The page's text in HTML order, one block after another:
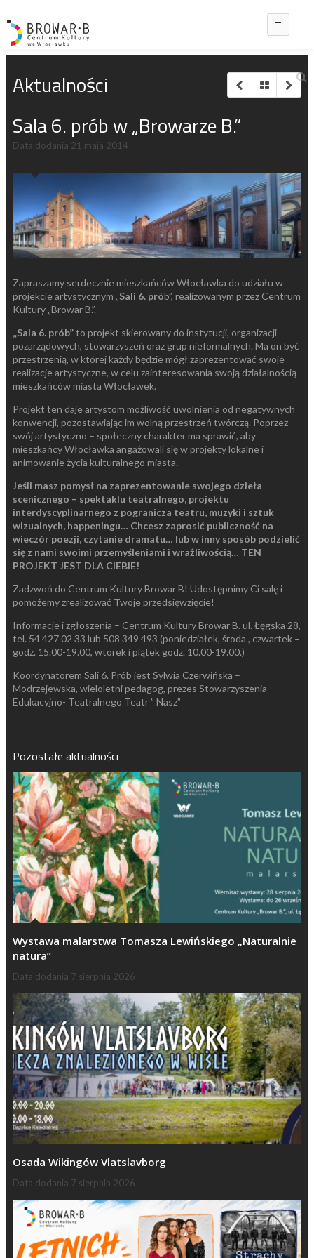
Aktualności
Sala 6. prób w „Browarze B.”
Data dodania 21 maja 2014
Zapraszamy serdecznie mieszkańców Włocławka do udziału w
projekcie artystycznym „Sali 6. prób”, realizowanym przez Centrum
Kultury „Browar B.”.
„Sala 6. prób”to projekt skierowany do instytucji, organizacji
pozarządowych, stowarzyszeń oraz grup nieformalnych. Ma on być
przestrzenią, w której każdy będzie mógł zaprezentować swoje
realizacje artystyczne, w celu zainteresowania swoją działalnością
mieszkańców miasta Włocławek.
Projekt ten daje artystom możliwość uwolnienia od negatywnych
konwencji, pozostawiając im wolną przestrzeń twórczą. Poprzez
swój artystyczno – społeczny charakter ma sprawić, aby
mieszkańcy Włocławka angażowali się w projekty lokalne i
animowanie życia kulturalnego miasta.
Jeśli masz pomysł na zaprezentowanie swojego dzieła
scenicznego – spektaklu teatralnego, projektu
interdyscyplinarnego z pogranicza teatru, muzyki i sztuk
wizualnych, happeningu… Chcesz zaprosić publiczność na
wieczór poezji, czytanie dramatu… lub w inny sposób podzielić
się z nami swoimi przemyśleniami i wrażliwością… TEN
PROJEKT JEST DLA CIEBIE!
Zadzwoń do Centrum Kultury Browar B! Udostępnimy Ci salę i
pomożemy zrealizować Twoje przedsięwzięcie!
Informacje i zgłoszenia – Centrum Kultury Browar B. ul. Łęgska 28,
tel. 54 427 02 33 lub 508 349 493 (poniedziałek, środa , czwartek –
godz. 15.00-19.00, wtorek i piątek godz. 10.00-19.00.)
Koordynatorem Sali 6. Prób jest Sylwia Czerwińska –
Modrzejewska, wieloletni pedagog, prezes Stowarzyszenia
Edukacyjno- Teatralnego Teatr ” Nasz”
Pozostałe aktualności
Wystawa malarstwa Tomasza Lewińskiego „Naturalnie
natura”
Data dodania 7 sierpnia 2026
Osada Wikingów Vlatslavborg
Data dodania 7 sierpnia 2026